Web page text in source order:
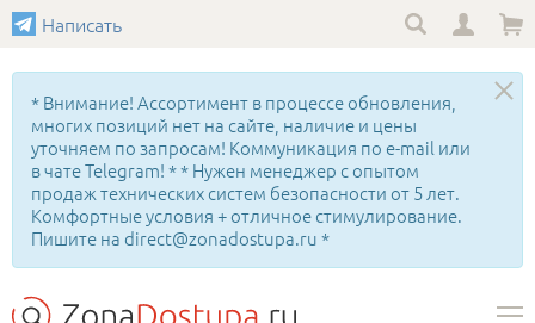
Написать
* Внимание! Ассортимент в процессе обновления,
многих позиций нет на сайте, наличие и цены
уточняем по запросам! Коммуникация по e-mail или
в чате Telegram! * * Нужен менеджер с опытом
продаж технических систем безопасности от 5 лет.
Комфортные условия + отличное стимулирование.
Пишите на direct@zonadostupa.ru *